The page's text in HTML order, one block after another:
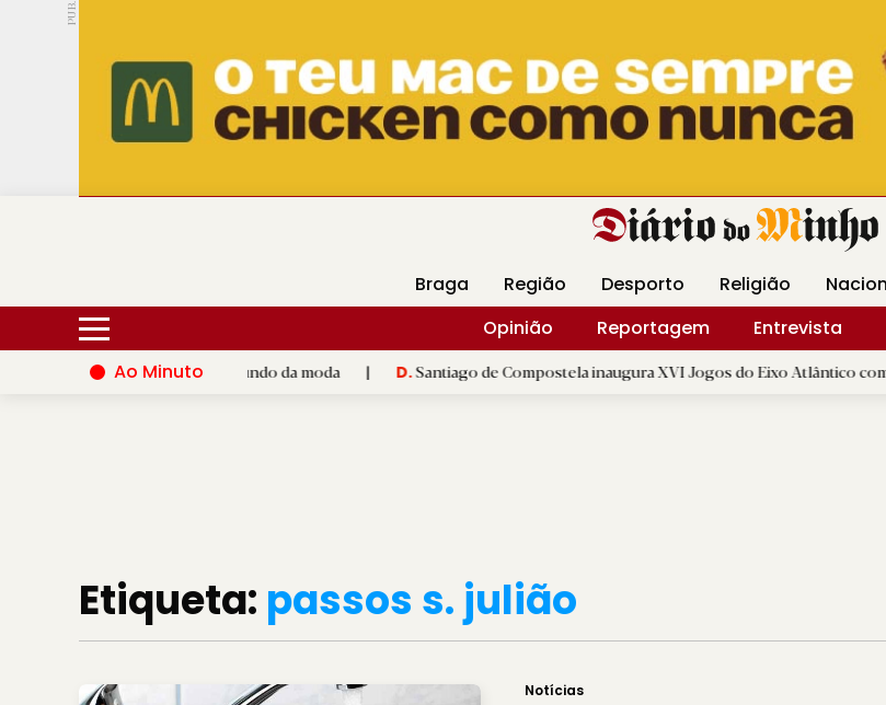
PUB.
Hoje 16ºC 28ºC DMtv Revista Minha Gráfica DM Livraria DM
Braga Região Desporto Religião
Opinião
Reportagem Entrevista
Ao Minuto
e à inovação do mundo da moda | D.Santiago de Compostela inaugura XVI Jogos do Eixo Atlântico com mais de
Etiqueta: passos s. julião
Notícias